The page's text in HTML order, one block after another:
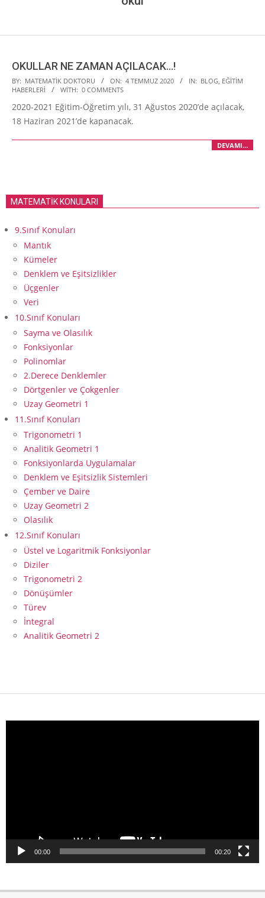
OKULLAR NE ZAMAN AÇILACAK…!
2020-
07-
04
BY: MATEMATIK DOKTORU ON: 4 TEMMUZ 2020 IN: BLOG EĞITIM
HABERLERI
WITH: 0 COMMENTS
2020-2021 Eğitim-Öğretim yılı, 31 Ağustos 2020’de açılacak,
18 Haziran 2021’de kapanacak.
DEVAMI…
MATEMATİK KONULARI
9.Sınıf Konuları
Mantık
Kümeler
Denklem ve Eşitsizlikler
Üçgenler
Veri
10.Sınıf Konuları
Sayma ve Olasılık
Fonksiyonlar
Polinomlar
2.Derece Denklemler
Dörtgenler ve Çokgenler
Uzay Geometri 1
11.Sınıf Konuları
Trigonometri 1
Analitik Geometri 1
Fonksiyonlarda Uygulamalar
Denklem ve Eşitsizlik Sistemleri
Çember ve Daire
Uzay Geometri 2
Olasılık
12.Sınıf Konuları
Üstel ve Logaritmik Fonksiyonlar
Diziler
Trigonometri 2
Dönüşümler
Türev
İntegral
Analitik Geometri 2
00:00 00:20